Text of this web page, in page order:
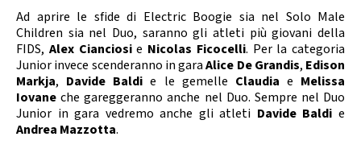
Ad aprire le sfide di Electric Boogie sia nel Solo Male
Children sia nel Duo, saranno gli atleti più giovani della
FIDS, Alex Cianciosie Nicolas Ficocelli. Per la categoria
Junior invece scenderanno in garaAlice De Grandis, Edison
Markja, Davide Baldi e le gemelle Claudia e Melissa
Iovane che gareggeranno anche nel Duo. Sempre nel Duo
Junior in gara vedremo anche gli atleti Davide Baldi e
Andrea Mazzotta.